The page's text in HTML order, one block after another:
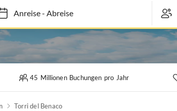
Anreise-Abreise
45 Millionen Buchungen pro Jahr
Torri del Benaco